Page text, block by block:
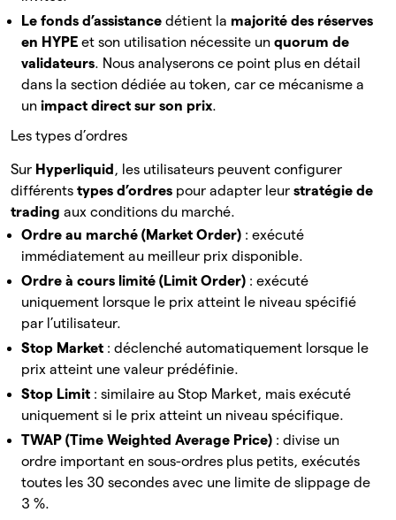
Le fonds d’assistance détient la majorité des réserves
en HYPE et son utilisation nécessite un quorum de
validateurs. Nous analyserons ce point plus en détail
dans la section dédiée au token, car ce mécanisme a
un impact direct sur son prix.
Les types d’ordres
Sur Hyperliquid , les utilisateurs peuvent configurer
différents types d’ordres pour adapter leur stratégie de
trading aux conditions du marché.
Ordre au marché (Market Order) : exécuté
immédiatement au meilleur prix disponible.
Ordre à cours limité (Limit Order) : exécuté
uniquement lorsque le prix atteint le niveau spécifié
par l’utilisateur.
Stop Market : déclenché automatiquement lorsque le
prix atteint une valeur prédéfinie.
Stop Limit : similaire au Stop Market, mais exécuté
uniquement si le prix atteint un niveau spécifique.
TWAP (Time Weighted Average Price) : divise un
ordre important en sous-ordres plus petits, exécutés
toutes les 30 secondes avec une limite de slippage de
3 %.